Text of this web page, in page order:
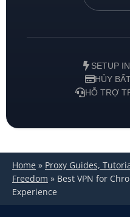
SETUP
HỦY
HỖ TRỢ
Home » Proxy Guides,
Freedom » Best VPN for
Experience